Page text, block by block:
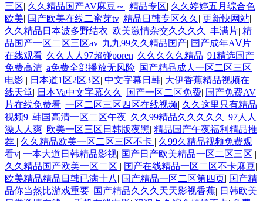
三区| 久久精品国产AV麻豆～ | 精品专区| 久久婷婷五月综合色
欧美| 国产欧美在线二蜜芽tv| 精品日韩专区久久 | 更新快网站|
久久精品日本波多野结衣| 欧美激情杂交久久久久 | 丰满片| 精
品国产一区二区三区av| 九九99久久精品国产| 国产成年AⅤ片
在线观看| 久久人人97超碰poren| 久久久久久精品| 91精选国产
免费高清| a免费全部播放无风险| 国产精品成人一区二区三区
电影 | 日本道1区2区3区| 中文字幕日韩| 大伊香蕉精品视频在
线天堂| 日本Va中文字幕久久 | 国产一区二区免费| 国产免费AV
片在线免费看| 一区二区三区四区在线视频| 久久这里只有精品
视频9| 韩国高清一区二区午夜| 久久99精品久久久久久 | 97人人
澡人人爽| 欧美一区三区日韩版夜黑| 精品国产午夜福利精品推
荐 | 久久精品欧美一区二区三区不卡 | 久99久精品视频免费观
看v| 一本大道日韩精品影视| 国产日产欧美精品一区二区三区 |
久久精品国产欧美一区二区 | 国产在线精品一区二区不卡麻豆|
欧美精品精品日韩已满十八 | 国产精品一区二区第四页| 国产精
品你当然比游戏重要| 国产精品久久久天天影视香蕉| 日韩欧美